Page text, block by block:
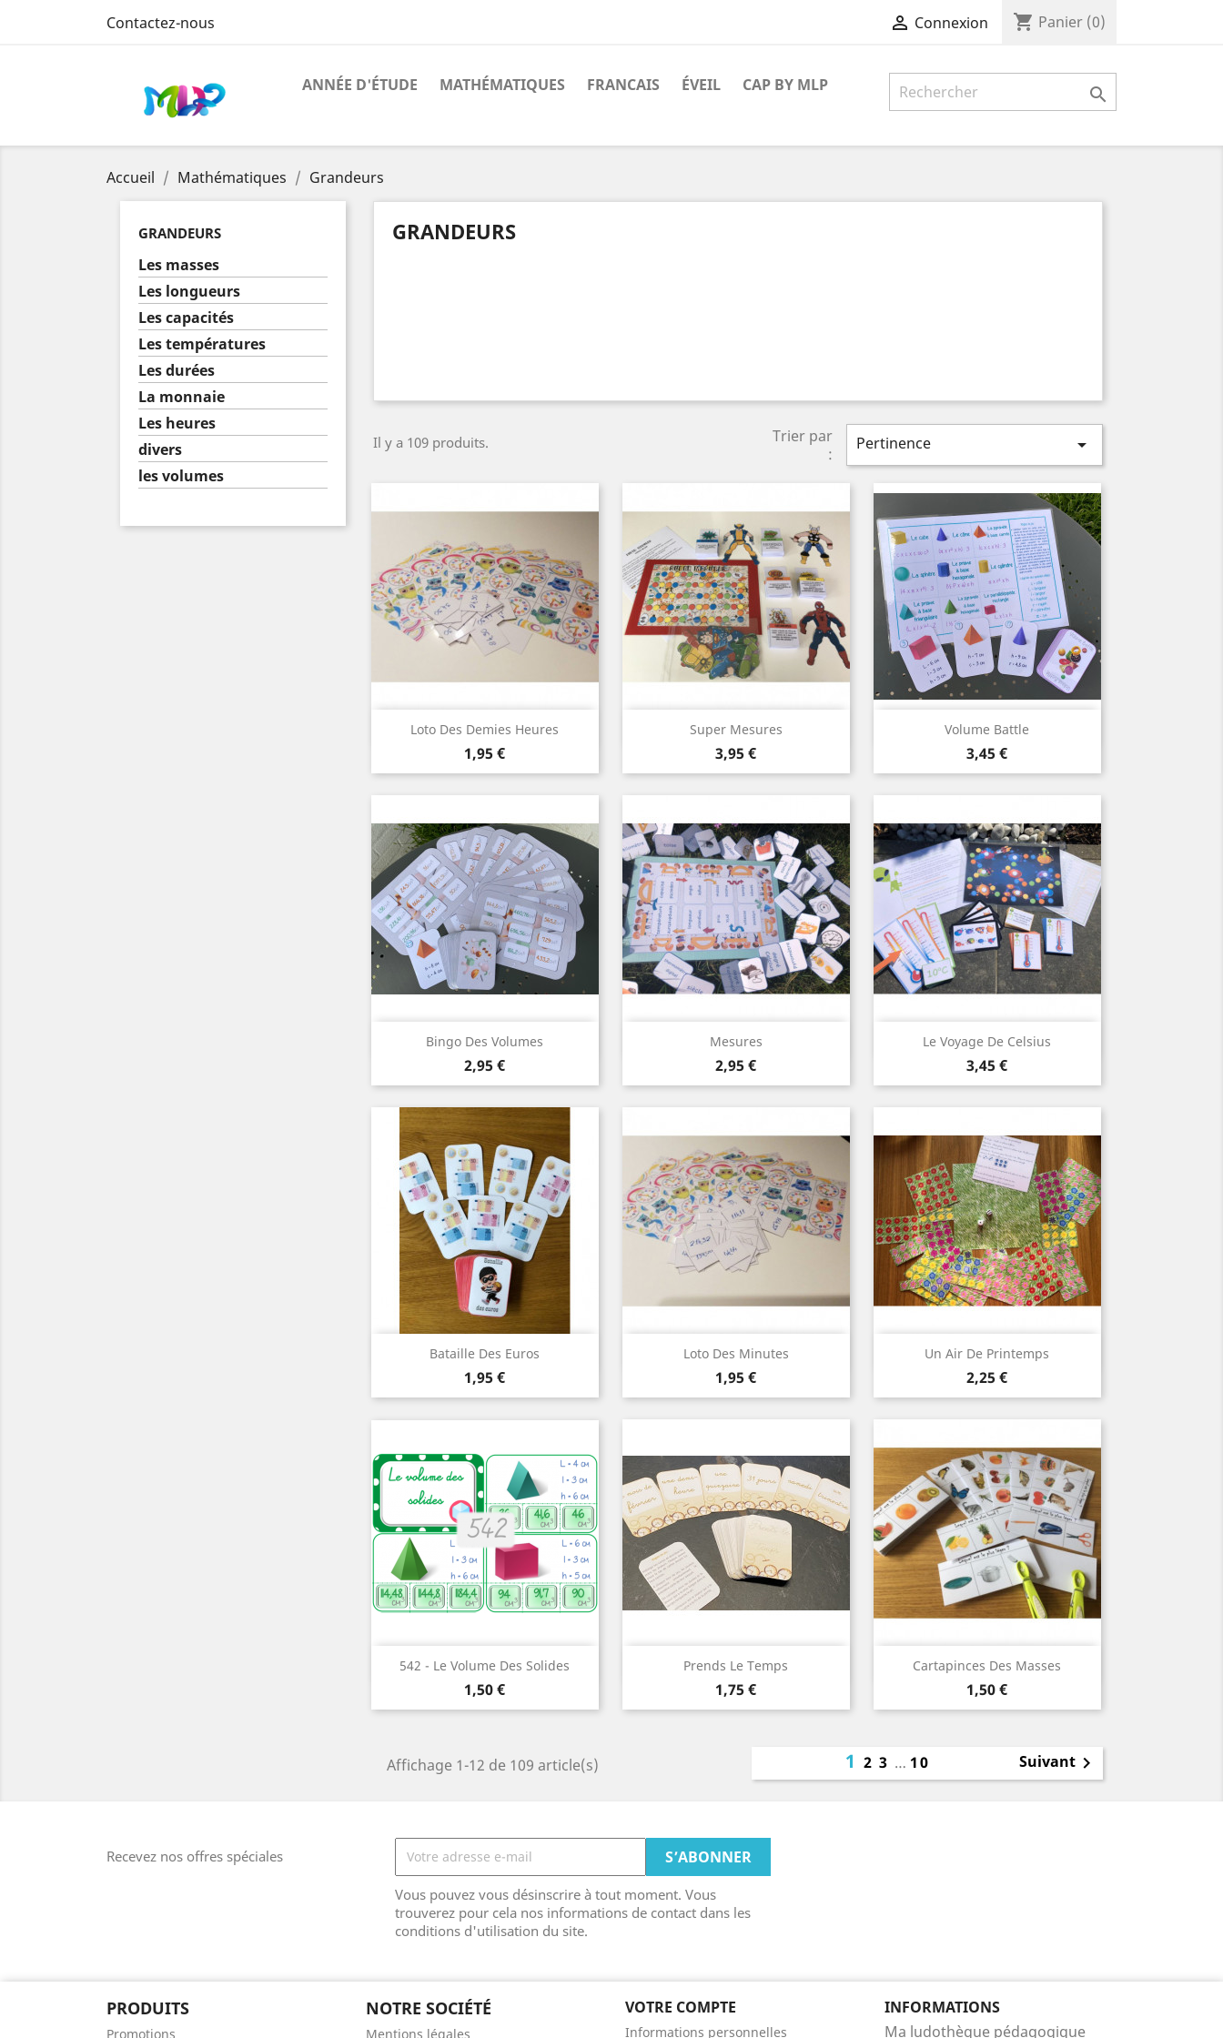
Contactez-nous  Connexion shopping_cart Panier (0)
ANNÉE D'ÉTUDE MATHÉMATIQUES FRANCAIS ÉVEIL CAP BY MLP 
Accueil Mathématiques Grandeurs
GRANDEURS
Les masses
Les longueurs
Les capacités
Les températures
Les durées
La monnaie
Les heures
divers
les volumes
GRANDEURS
Il y a 109 produits.
Trier par
:
Pertinence 
Loto Des Demies Heures
Prix
1,95 €
Aperçu rapide Super Mesures
Prix
3,95 €
Aperçu rapide Volume Battle
Prix
3,45 €
Aperçu rapide
Bingo Des Volumes
Prix
2,95 €
Aperçu rapide Mesures
Prix
2,95 €
Aperçu rapide Le Voyage De Celsius
Prix
3,45 €
Aperçu rapide
Bataille Des Euros
Prix
1,95 €
Aperçu rapide Loto Des Minutes
Prix
1,95 €
Aperçu rapide Un Air De Printemps
Prix
2,25 €
Aperçu rapide
542 - Le Volume Des Solides
Prix
1,50 €
Aperçu rapide Prends Le Temps
Prix
1,75 €
Aperçu rapide Cartapinces Des Masses
Prix
1,50 €
Aperçu rapide
Affichage 1-12 de 109 article(s) 123 … 10 Suivant
Recevez nos offres spéciales
Vous pouvez vous désinscrire à tout moment. Vous
trouverez pour cela nos informations de contact dans les
conditions d'utilisation du site.
PRODUITS
Promotions
NOTRE SOCIÉTÉ
Mentions légales
VOTRE COMPTE
Informations personnelles
INFORMATIONS
Ma ludothèque pédagogique